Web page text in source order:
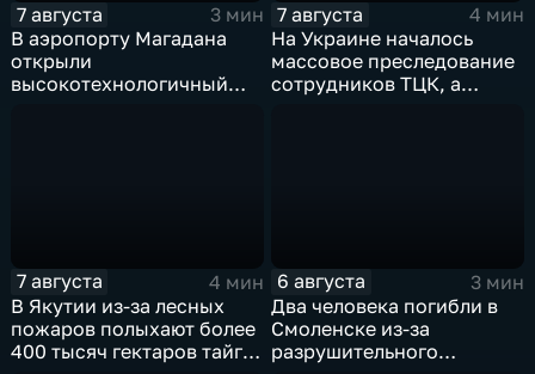
7 августа
3 мин
В аэропорту Магадана
открыли
высокотехнологичный
7 августа
4 мин
На Украине началось
массовое преследование
сотрудников ТЦК, а
7 августа
4 мин
В Якутии из-за лесных
пожаров полыхают более
400 тысяч гектаров тайги,
6 августа
3 мин
Два человека погибли в
Смоленске из-за
разрушительного